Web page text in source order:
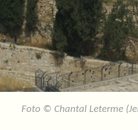
Foto © Chantal Leterme